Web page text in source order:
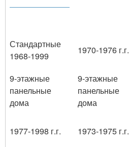
Стандартные
1968-1999
1970-1976 г.г.
9-этажные
панельные
дома
9-этажные
панельные
дома
1977-1998 г.г.
1973-1975 г.г.